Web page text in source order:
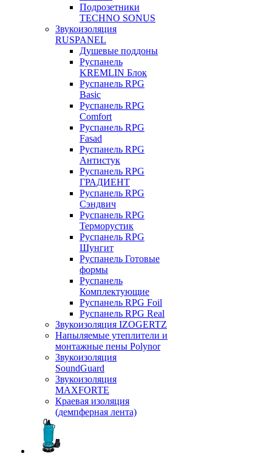
Подрозетники
TECHNO SONUS
Звукоизоляция
RUSPANEL
Душевые поддоны
Руспанель
KREMLIN Блок
Руспанель RPG
Basic
Руспанель RPG
Comfort
Руспанель RPG
Fasad
Руспанель RPG
Антистук
Руспанель RPG
ГРАДИЕНТ
Руспанель RPG
Сэндвич
Руспанель RPG
Терморустик
Руспанель RPG
Шунгит
Руспанель Готовые
формы
Руспанель
Комплектующие
Руспанель RPG Foil
Руспанель RPG Real
Звукоизоляция IZOGERTZ
Напыляемые утеплители и
монтажные пены Polynor
Звукоизоляция
SoundGuard
Звукоизоляция
MAXFORTE
Краевая изоляция
(демпферная лента)